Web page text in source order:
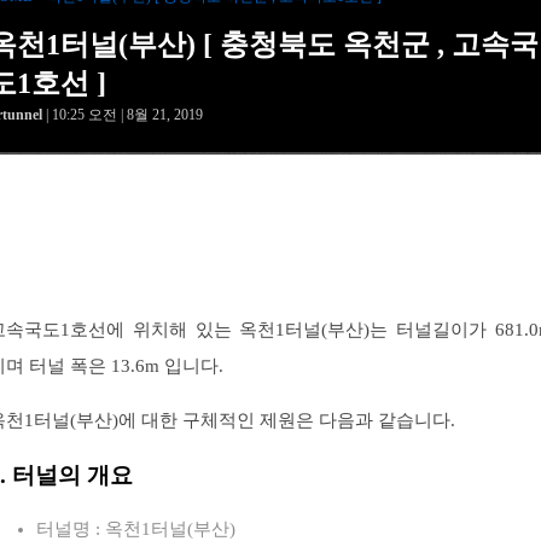
천1터널(부산) [ 충청북도 옥천군 , 고속국
1호선 ]
| 10:25 오전 | 8월 21, 2019
속국도1호선에 위치해 있는 옥천1터널(부산)는 터널길이가
며 터널 폭은 13.6m 입니다.
천1터널(부산)에 대한 구체적인 제원은 다음과 같습니다.
터널의 개요
터널명 : 옥천1터널(부산)